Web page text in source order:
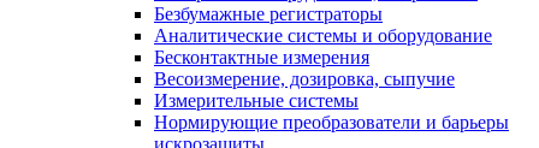
Безбумажные регистраторы
Аналитические системы и оборудование
Бесконтактные измерения
Весоизмерение, дозировка, сыпучие
Измерительные системы
Нормирующие преобразователи и барьеры